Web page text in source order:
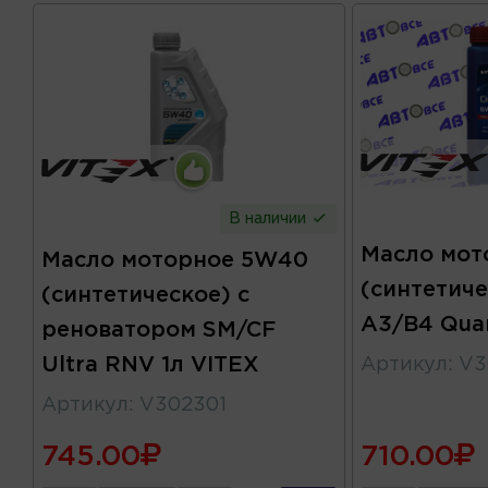
В наличии
Масло моторное 5W40
(синтетическое) с
реноватором SM/CF
Ultra RNV 1л VITEX
Артикул : V302301
745.00
Масло
A3/B4
Артикул :
710.00